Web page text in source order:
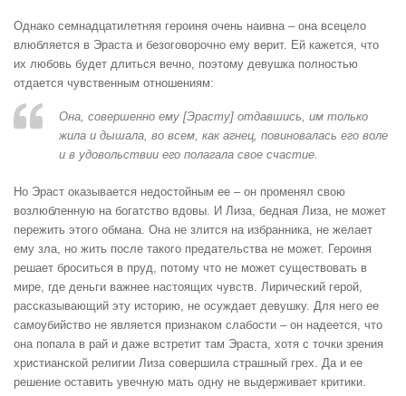
Однако семнадцатилетняя героиня очень наивна – она всецело
влюбляется в Эраста и безоговорочно ему верит. Ей кажется, что
их любовь будет длиться вечно, поэтому девушка полностью
отдается чувственным отношениям:
Она, совершенно ему [Эрасту] отдавшись, им только
жила и дышала, во всем, как агнец, повиновалась его воле
и в удовольствии его полагала свое счастие.
Но Эраст оказывается недостойным ее – он променял свою
возлюбленную на богатство вдовы. И Лиза, бедная Лиза, не может
пережить этого обмана. Она не злится на избранника, не желает
ему зла, но жить после такого предательства не может. Героиня
решает броситься в пруд, потому что не может существовать в
мире, где деньги важнее настоящих чувств. Лирический герой,
рассказывающий эту историю, не осуждает девушку. Для него ее
самоубийство не является признаком слабости – он надеется, что
она попала в рай и даже встретит там Эраста, хотя с точки зрения
христианской религии Лиза совершила страшный грех. Да и ее
решение оставить увечную мать одну не выдерживает критики.